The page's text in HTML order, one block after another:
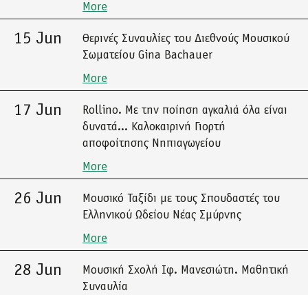
More
15 Jun
Θερινές Συναυλίες του Διεθνούς Μουσικού
Σωματείου Gina Bachauer
More
17 Jun
Rollino. Με την ποίηση αγκαλιά όλα είναι
δυνατά... Καλοκαιρινή Γιορτή
αποφοίτησης Νηπιαγωγείου
More
26 Jun
Μουσικό Ταξίδι με τους Σπουδαστές του
Ελληνικού Ωδείου Νέας Σμύρνης
More
28 Jun
Μουσική Σχολή Ιφ. Μανεσιώτη. Μαθητική
Συναυλία